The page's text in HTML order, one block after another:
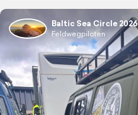
Baltic Sea Circle 2026
Feldwegpiloten